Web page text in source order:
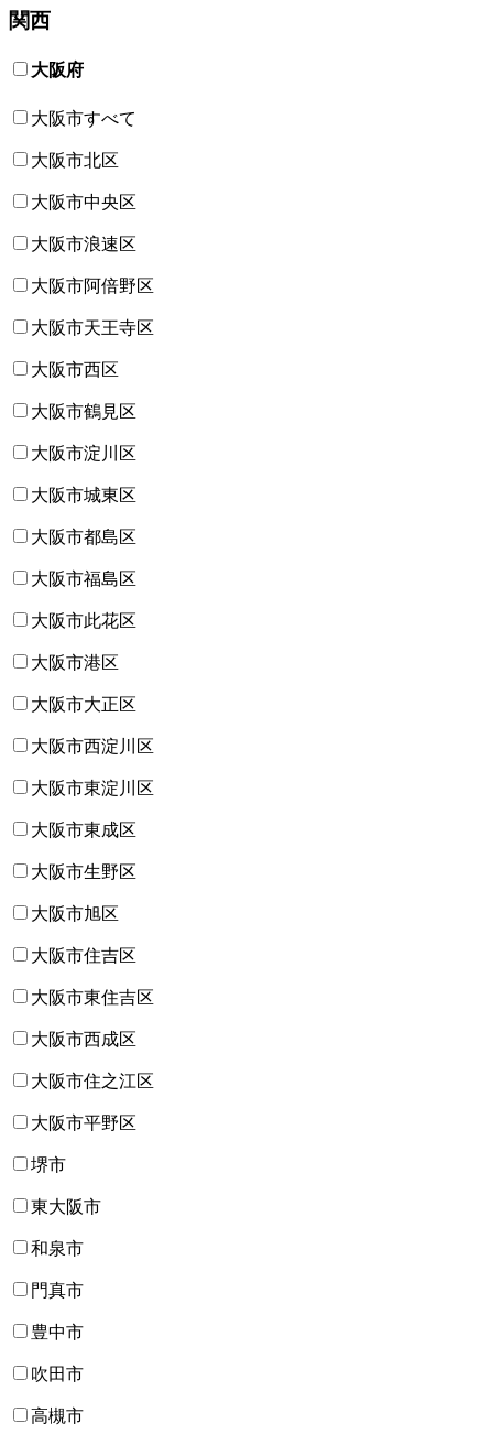
関西
大阪府
大阪市すべて
大阪市北区
大阪市中央区
大阪市浪速区
大阪市阿倍野区
大阪市天王寺区
大阪市西区
大阪市鶴見区
大阪市淀川区
大阪市城東区
大阪市都島区
大阪市福島区
大阪市此花区
大阪市港区
大阪市大正区
大阪市西淀川区
大阪市東淀川区
大阪市東成区
大阪市生野区
大阪市旭区
大阪市住吉区
大阪市東住吉区
大阪市西成区
大阪市住之江区
大阪市平野区
堺市
東大阪市
和泉市
門真市
豊中市
吹田市
高槻市